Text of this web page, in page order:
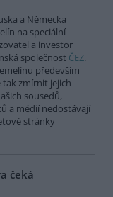
a Německa
na speciální
a investor
společnost ČEZ.
především
tak zmírnit jejich
sousedů,
a médií nedostávají
stránky
čeká